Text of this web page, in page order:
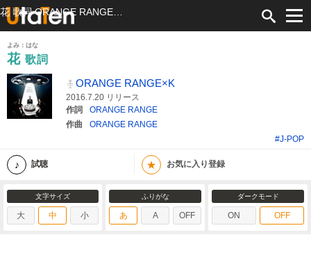
よみ：はな
花 歌詞
ORANGE RANGE×K
2016.7.20 リリース
作詞
ORANGE RANGE
作曲
ORANGE RANGE
#J-POP
試聴 ★ お気に入り登録
文字サイズ
大 中 小
ふりがな
あ A OFF
ダークモード
ON OFF